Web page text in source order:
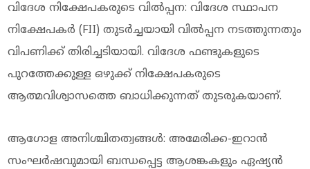
വിദേശ നിക്ഷേപകരുടെ വിൽപ്പന: വിദേശ സ്ഥാപന
നിക്ഷേപകർ (FII) തുടർച്ചയായി വിൽപ്പന നടത്തുന്നതും
വിപണിക്ക് തിരിച്ചടിയായി. വിദേശ ഫണ്ടുകളുടെ
പുറത്തേക്കുള്ള ഒഴുക്ക് നിക്ഷേപകരുടെ
ആത്മവിശ്വാസത്തെ ബാധിക്കുന്നത് തുടരുകയാണ്.
ആഗോള അനിശ്ചിതത്വങ്ങൾ: അമേരിക്ക-ഇറാൻ
സംഘർഷവുമായി ബന്ധപ്പെട്ട ആശങ്കകളും ഏഷ്യൻ